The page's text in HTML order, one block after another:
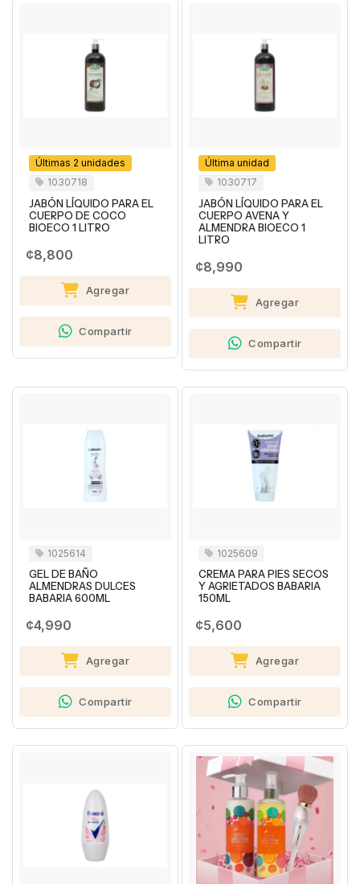
Últimas 2 unidades
1030718
JABÓN LÍQUIDO PARA EL
CUERPO DE COCO
BIOECO 1 LITRO
¢8,800
Agregar
Compartir
Última unidad
1030717
JABÓN LÍQUIDO PARA EL
CUERPO AVENA Y
ALMENDRA BIOECO 1
LITRO
¢8,990
Agregar
Compartir
1025614
GEL DE BAÑO
ALMENDRAS DULCES
BABARIA 600ML
¢4,990
Agregar
Compartir
1025609
CREMA PARA PIES SECOS
Y AGRIETADOS BABARIA
150ML
¢5,600
Agregar
Compartir